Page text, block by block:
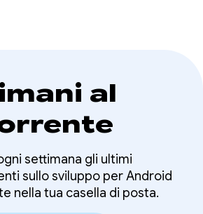
al
settimana gli ultimi
sullo sviluppo per Android
nella tua casella di posta.